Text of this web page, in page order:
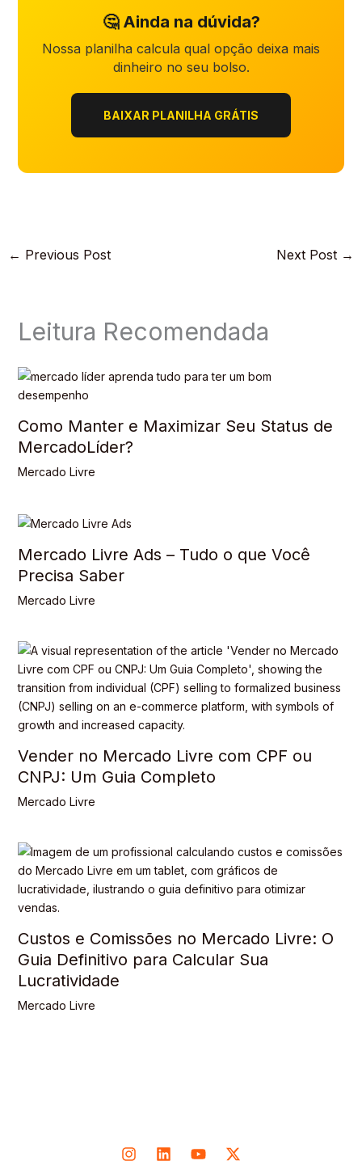
🤔 Ainda na dúvida?
Nossa planilha calcula qual opção deixa mais
dinheiro no seu bolso.
BAIXAR PLANILHA GRÁTIS
← Previous Post Next Post →
Leitura Recomendada
Como Manter e Maximizar Seu Status de
MercadoLíder?
Mercado Livre
Mercado Livre Ads – Tudo o que Você
Precisa Saber
Mercado Livre
Vender no Mercado Livre com CPF ou
CNPJ: Um Guia Completo
Mercado Livre
Custos e Comissões no Mercado Livre: O
Guia Definitivo para Calcular Sua
Lucratividade
Mercado Livre